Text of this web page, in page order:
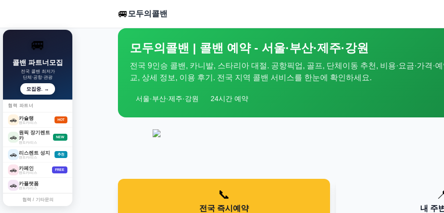
🚐 모두의콜밴
모두의콜밴 | 콜밴 예약 - 서울·부산·제주·강원
전국 9인승 콜밴, 카니발, 스타리아 대절. 공항픽업, 골프, 단체이동 추천, 비용·요금·가격·예
교, 상세 정보, 이용 후기. 전국 지역 콜밴 서비스를 한눈에 확인하세요.
서울·부산·제주·강원 24시간 예약
📞
전국 즉시예약 내 주
🚐
콜밴 파트너모집
전국 콜밴 최저가
단체·공항·관광
모집중. →
협력 파트너
🚗 카슐랭
렌트카/리스
HOT
🚗
원픽 장기렌트
카
렌트카/리스
NEW
🚗 리스렌트 성지
렌트카/리스
추천
🚗 카페인
렌트카/리스
FREE
🚗 카플랫폼
렌트카/리스
협력 / 기타문의